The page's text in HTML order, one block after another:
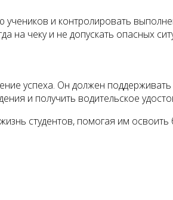
и контролировать
на чеку и не допускать опасных
успеха. Он должен
и получить водительское
студентов, помогая им